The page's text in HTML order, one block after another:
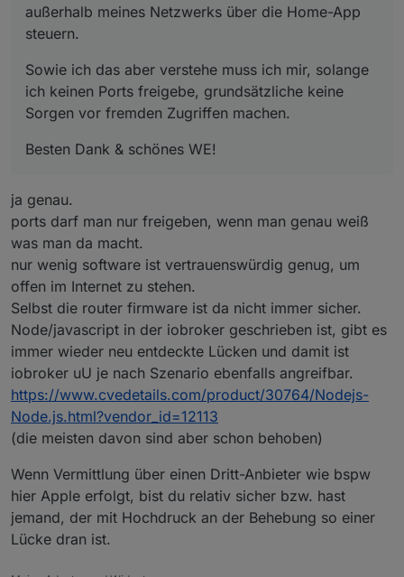
außerhalb meines Netzwerks über die Home-App
steuern.
Sowie ich das aber verstehe muss ich mir, solange
ich keinen Ports freigebe, grundsätzliche keine
Sorgen vor fremden Zugriffen machen.
Besten Dank & schönes WE!
ja genau.
ports darf man nur freigeben, wenn man genau weiß
was man da macht.
nur wenig software ist vertrauenswürdig genug, um
offen im Internet zu stehen.
Selbst die router firmware ist da nicht immer sicher.
Node/javascript in der iobroker geschrieben ist, gibt es
immer wieder neu entdeckte Lücken und damit ist
iobroker uU je nach Szenario ebenfalls angreifbar.
https://www.cvedetails.com/product/30764/Nodejs-
Node.js.html?vendor_id=12113
(die meisten davon sind aber schon behoben)
Wenn Vermittlung über einen Dritt-Anbieter wie bspw
hier Apple erfolgt, bist du relativ sicher bzw. hast
jemand, der mit Hochdruck an der Behebung so einer
Lücke dran ist.